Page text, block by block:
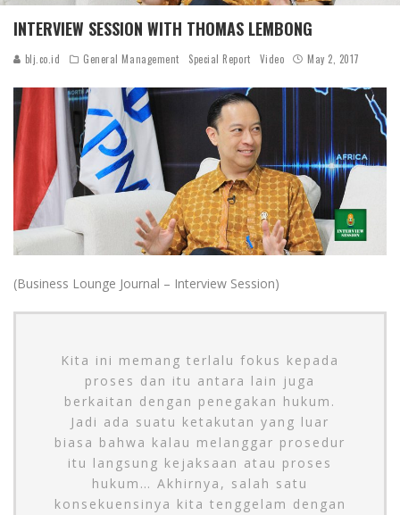
INTERVIEW SESSION WITH THOMAS LEMBONG
blj.co.id General Management Special Report Video May 2, 2017
(Business Lounge Journal – Interview Session)
Kita ini memang terlalu fokus kepada
proses dan itu antara lain juga
berkaitan dengan penegakan hukum.
Jadi ada suatu ketakutan yang luar
biasa bahwa kalau melanggar prosedur
itu langsung kejaksaan atau proses
hukum… Akhirnya, salah satu
konsekuensinya kita tenggelam dengan